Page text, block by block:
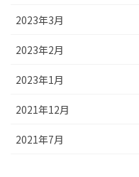
2023年3月
2023年2月
2023年1月
2021年12月
2021年7月